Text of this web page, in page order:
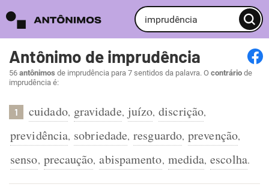
Antônimo de imprudência
56 antônimos de imprudência para 7 sentidos da palavra. O contrário de
imprudência é:
1 cuidado, gravidade, juízo, discrição,
previdência, sobriedade, resguardo, prevenção,
senso, precaução, abispamento, medida, escolha.